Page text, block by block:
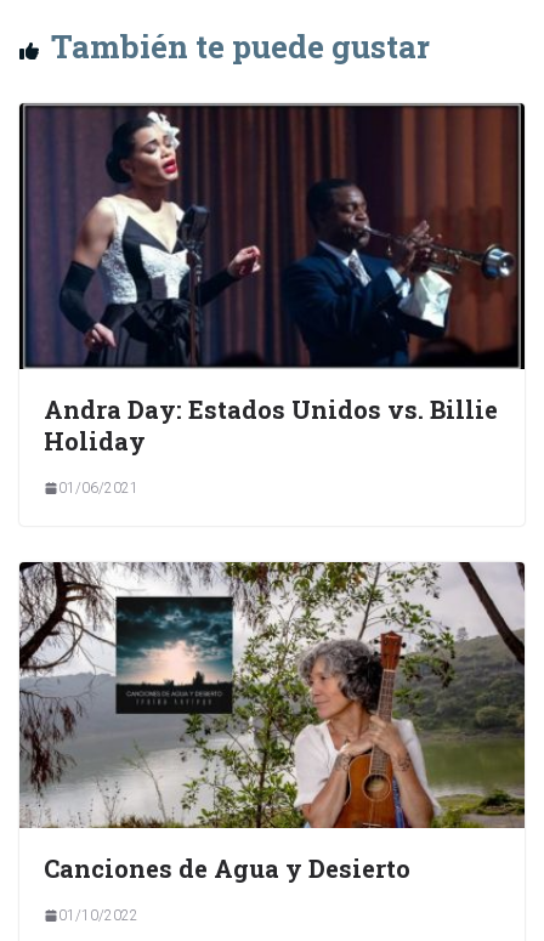
También te puede gustar
Andra Day: Estados Unidos vs. Billie
Holiday
01/06/2021
Canciones de Agua y Desierto
01/10/2022